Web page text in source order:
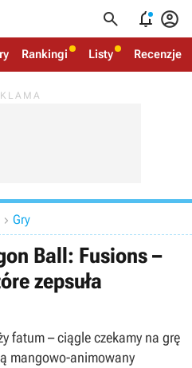
  
Rankingi Listy Recenzje
 Gry
Ball: Fusions –
zepsuła
fatum – ciągle czekamy na grę
mangowo-animowany